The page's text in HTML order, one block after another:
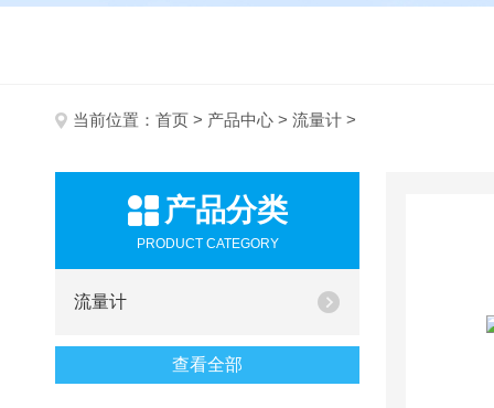
当前位置： 首页 > 产品中心 > 流量计 >
产品分类
PRODUCT CATEGORY
流量计
查看全部